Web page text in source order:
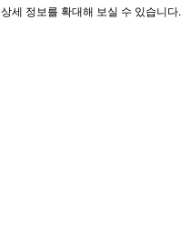
상세 정보를 확대해 보실 수 있습니다.